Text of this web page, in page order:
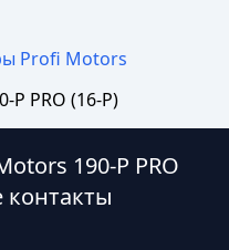
Profi Motors
PRO (16-P)
190-P PRO
контакты